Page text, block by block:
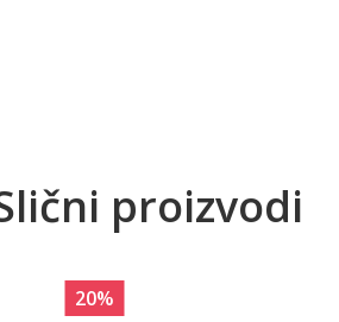
proizvodi
20%